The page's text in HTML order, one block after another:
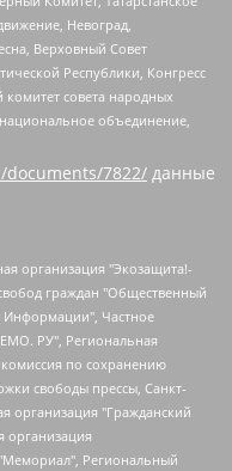
Невоград,
Верховный Совет
Республики, Конгресс
совета народных
объединение,
7822/ данные
Валерьевна, Заговора Максим Александрович, Межрегиональное общественное движение "Российская ЛГБТ - сеть", Оленичев Максим Владимирович, Павлов Иван Юрьевич, Скворцова Елена Сергеевна, Общество с ограниченной ответственностью "Как бы инагент", Кочетков Игорь Викторович, Общество с ограниченной ответственностью "Честные выборы", Еланчик Олег Александрович, Общество с ограниченной ответственностью "Нобелевский призыв", Гималова Регина Эмилевна, Григорьев Андрей Валерьевич, Григорьева Алина Александровна, Ассоциация по содействию защите прав призывников, альтернативнослужащих и военнослужащих "Правозащитная группа "Гражданин.Армия.Право", Хисамова Регина Фаритовна, Автономная некоммерческая организация по реализации социально-правовых программ "Лилит", Дальневосточное общественное движение "Маяк", Санкт-Петербургская ЛГБТ-инициативная группа "Выход", Инициативная группа ЛГБТ+ "Реверс", Алексеев Андрей Викторович, Бекбулатова Таисия Львовна, Беляев Иван Михайлович, Владыкина Елена Сергеевна, Гельман Марат Александрович, Никульшина Вероника Юрьевна, Толоконникова Надежда Андреевна, Шендерович Виктор Анатольевич, Общество с ограниченной ответственностью "Данное сообщение", Общество с ограниченной ответственностью Издательский дом "Новая глава", Айнбиндер Александра Александровна, Московский комьюнити-центр для ЛГБТ+инициатив, Благотворительный фонд развития филантропии, Deutsche Welle (Германия, Kurt-Schumacher-Strasse 3, 53113 Bonn), Борзунова Мария Михайловна, Воробьев Виктор Викторович, Голубева Анна Львовна, Константинова Алла Михайловна, Малкова Ирина Владимировна, Мурадов Мурад Абдулгалимович, Осетинская Елизавета Николаевна, Понасенков Евгений Николаевич, Ганапольский Матвей Юрьевич, Киселев Евгений Алексеевич, Борухович Ирина Григорьевна, Дремин Иван Тимофеевич, Дубровский Дмитрий Викторович, Красноярская региональная общественная организация поддержки и развития альтернативных образовательных технологий и межкультурных коммуникаций "ИНТЕРРА", Маяковская Екатерина Алексеевна, Фейгин Марк Захарович, Филимонов Андрей Викторович, Дзугкоева Регина Николаевна, Доброхотов Роман Александрович, Дудь Юрий Александрович, Елкин Сергей Владимирович, Кругликов Кирилл Игоревич, Сабунаева Мария Леонидовна, Семенов Алексей Владимирович, Шаинян Карен Багратович, Шульман Екатерина Михайловна, Асафьев Артур Валерьевич, Вахштайн Виктор Семенович, Венедиктов Алексей Алексеевич, Лушникова Екатерина Евгеньевна, Волков Леонид Михайлович, Невзоров Александр Глебович, Пархоменко Сергей Борисович, Сироткин Ярослав Николаевич, Кара-Мурза Владимир Владимирович, Баранова Наталья Владимировна, Гозман Леонид Яковлевич, Кагарлицкий Борис Юльевич, Климарев Михаил Валерьевич, Милов Владимир Станиславович, Автономная некоммерческая организация Краснодарский центр современного искусства "Типография", Моргенштерн Алишер Тагирович, Соболь Любовь Эдуардовна, Общество с ограниченной ответственностью "ЛИЗА НОРМ", Каспаров Гарри Кимович, Ходорковский Михаил Борисович, Общество с ограниченной ответственностью "Апрельские тезисы", Данилович Ирина Брониславовна, Кашин Олег Владимирович, Петров Николай Владимирович, Пивоваров Алексей Владимирович, Соколов Михаил Владимирович, Цветкова Юлия Владимировна, Чичваркин Евгений Александрович, Комитет против пыток/Команда против пыток, Общество с ограниченной ответственностью "Первый научный", Общество с ограниченной ответственностью "Вертолет и ко", Белоцерковская Вероника Борисовна, Кац Максим Евгеньевич, Лазарева Татьяна Юрьевна, Шаведдинов Руслан Табризович, Яшин Илья Валерьевич, Общество с ограниченной ответственностью "Иноагент ААВ", Алешковский Дмитрий Петрович, Альбац Евгения Марковна, Быков Дмитрий Львович, Галямина Юлия Евгеньевна, Лойко Сергей Леонидович, Мартынов Кирилл Константинович, Медведев Сергей Александрович, Крашенинников Федор Геннадиевич, Гордеева Катерина Вл